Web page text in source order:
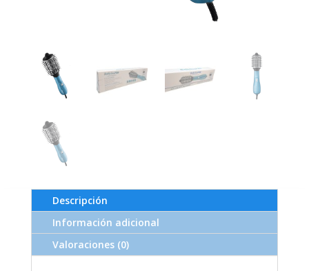
Descripción
Información adicional
Valoraciones (0)